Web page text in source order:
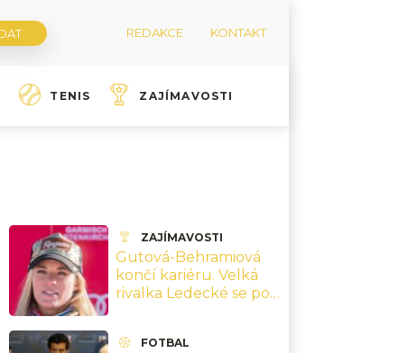
REDAKCE KONTAKT
TENIS ZAJÍMAVOSTI
ZAJÍMAVOSTI
Gutová-Behramiová
končí kariéru. Velká
rivalka Ledecké se po
FOTBAL